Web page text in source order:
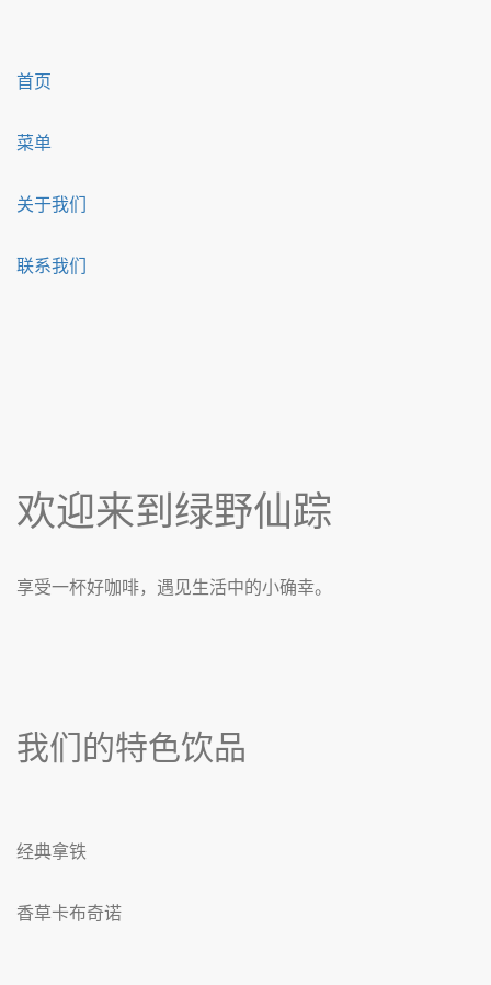
首页
菜单
关于我们
联系我们
欢迎来到绿野仙踪
享受一杯好咖啡，遇见生活中的小确幸。
我们的特色饮品
经典拿铁
香草卡布奇诺